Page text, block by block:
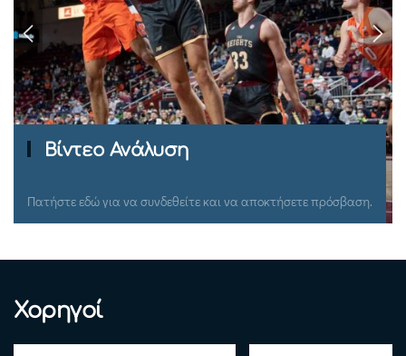
Βίντεο Ανάλυση
Πατήστε εδώ για να συνδεθείτε και να αποκτήσετε πρόσβαση.
Χορηγοί